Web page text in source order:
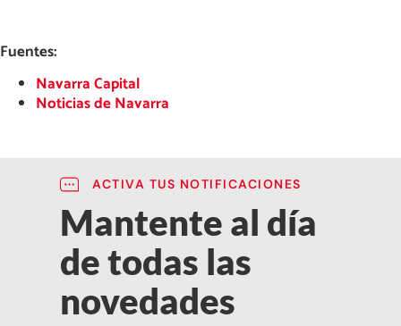
Fuentes:
Navarra Capital
Noticias de Navarra
ACTIVA TUS NOTIFICACIONES
Mantente al día
de todas las
novedades